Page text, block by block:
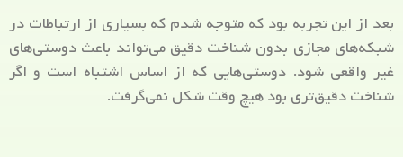
بعد از این تجربه بود که متوجه شدم که بسیاری از ارتباطات در
شبکه‌های مجازی بدون شناخت دقیق می‌تواند باعث دوستی‌های
غیر واقعی شود. دوستی‌هایی که از اساس اشتباه است و اگر
شناخت دقیق‌تری بود هیچ وقت شکل نمی‌گرفت.